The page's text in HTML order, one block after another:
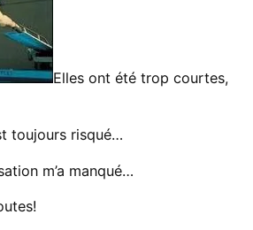
Elles ont été trop courtes,
toujours risqué…
m’a manqué…